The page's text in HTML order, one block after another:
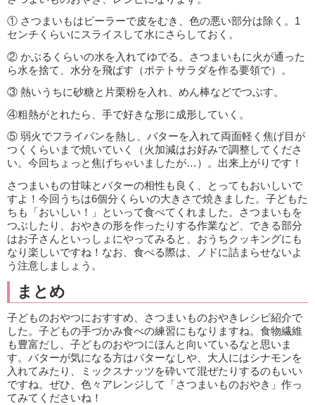
① さつまいもはピーラーで皮をむき、色の悪い部分は除く。1
センチくらいにスライスして水にさらしておく。
② かぶるくらいの水を入れてゆでる。さつまいもに火が通った
ら水を捨て、水分を飛ばす（ポテトサラダを作る要領で）。
③ 熱いうちに砂糖と片栗粉を入れ、めん棒などでつぶす。
④粗熱がとれたら、手で好きな形に成形していく。
⑤ 弱火でフライパンを熱し、バターを入れて両面軽く焦げ目が
つくくらいまで焼いていく（火加減はお好みで調整してくださ
い。今回ちょっと焦げちゃいましたが…）。出来上がりです！
さつまいもの甘味とバターの相性も良く、とってもおいしいで
すよ！今回うちは6個分くらいの大きさで焼きました。子どもた
ちも「おいしい！」といって食べてくれました。さつまいもを
つぶしたり、おやきの形を作ったりする作業など、できる部分
はお子さんといっしょにやってみると、おうちクッキングにも
なり楽しいですね！なお、食べる際は、ノドに詰まらせないよ
う注意しましょう。
まとめ
子どものおやつにおすすめ、さつまいものおやきレシピ紹介で
した。子どもの手づかみ食べの練習にもなりますね。食物繊維
も豊富だし、子どものおやつにほんと向いているなと思いま
す。バターが気になる方はバターなしや、大人にはシナモンを
入れてみたり、ミックスナッツを砕いて混ぜたりするのもいい
ですね。ぜひ、色々アレンジして「さつまいものおやき」作っ
てみてくださいね！